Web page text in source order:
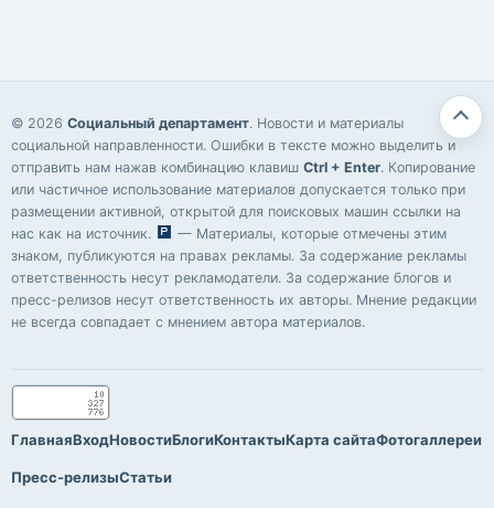
© 2026 Социальный департамент. Новости и материалы
социальной направленности. Ошибки в тексте можно выделить и
отправить нам нажав комбинацию клавиш Ctrl + Enter. Копирование
или частичное использование материалов допускается только при
размещении активной, открытой для поисковых машин ссылки на
нас как на источник.
— Материалы, которые отмечены этим
знаком, публикуются на правах рекламы. За содержание рекламы
ответственность несут рекламодатели. За содержание блогов и
пресс-релизов несут ответственность их авторы. Мнение редакции
не всегда совпадает с мнением автора материалов.
ГлавнаяВходНовостиБлогиКонтактыКарта сайтаФотогаллереи
Пресс-релизыСтатьи